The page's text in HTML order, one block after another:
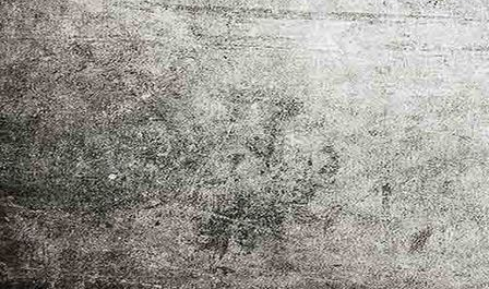
Besuchen Sie uns auf Facebook! Werden Sie ein Fan unserer
Facebook Seite und erhalten Sie besondere Vorteile.